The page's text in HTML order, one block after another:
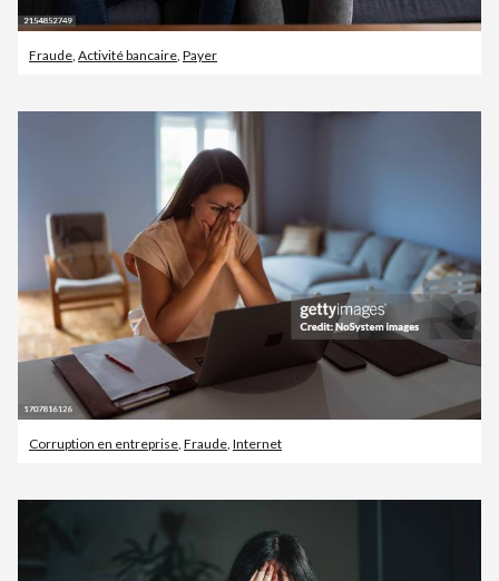
Fraude, Activité bancaire, Payer
Corruption en entreprise, Fraude, Internet